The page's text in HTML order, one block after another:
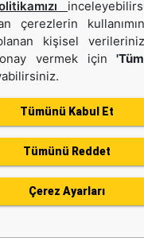
ft³ - 169.89 l
:
258.6 lb - 117.3 kg
Detay Teklif Al
çerezlerin
kişisel
onay vermek için
Tümünü Kabul Et
Tümünü Reddet
Çerez Ayarları